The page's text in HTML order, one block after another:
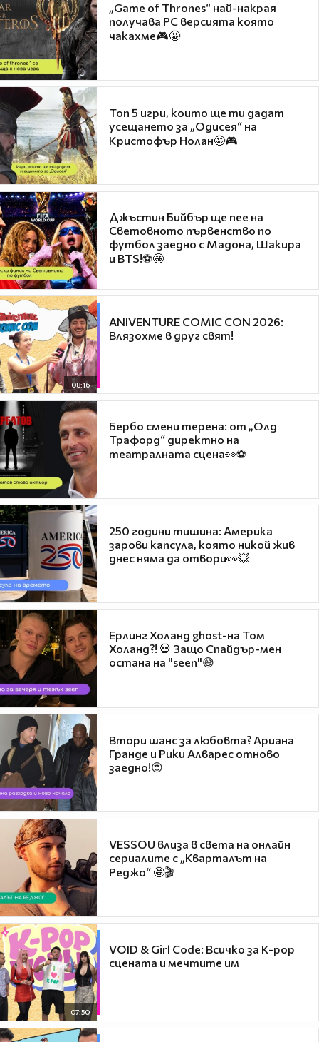
„Game of Thrones“ най-накрая
получава PC версията която
чакахме🎮🤩
Топ 5 игри, които ще ти дадат
усещането за „Одисея“ на
Кристофър Нолан🤩🎮
Джъстин Бийбър ще пее на
Световното първенство по
футбол заедно с Мадона, Шакира
и BTS!⚽🤩
08:16
ANIVENTURE COMIC CON 2026:
Влязохме в друг свят!
Бербо смени терена: от „Олд
Трафорд“ директно на
театралната сцена👀⚽
250 години тишина: Америка
зарови капсула, която никой жив
днес няма да отвори👀💥
Ерлинг Холанд ghost-на Том
Холанд?! 💀 Защо Спайдър-мен
остана на "seen"😅
Втори шанс за любовта? Ариана
Гранде и Рики Алварес отново
заедно!😍
VESSOU влиза в света на онлайн
сериалите с „Кварталът на
Реджо“ 🤩🎬
07:50
VOID & Girl Code: Всичко за K-pop
сцената и мечтите им